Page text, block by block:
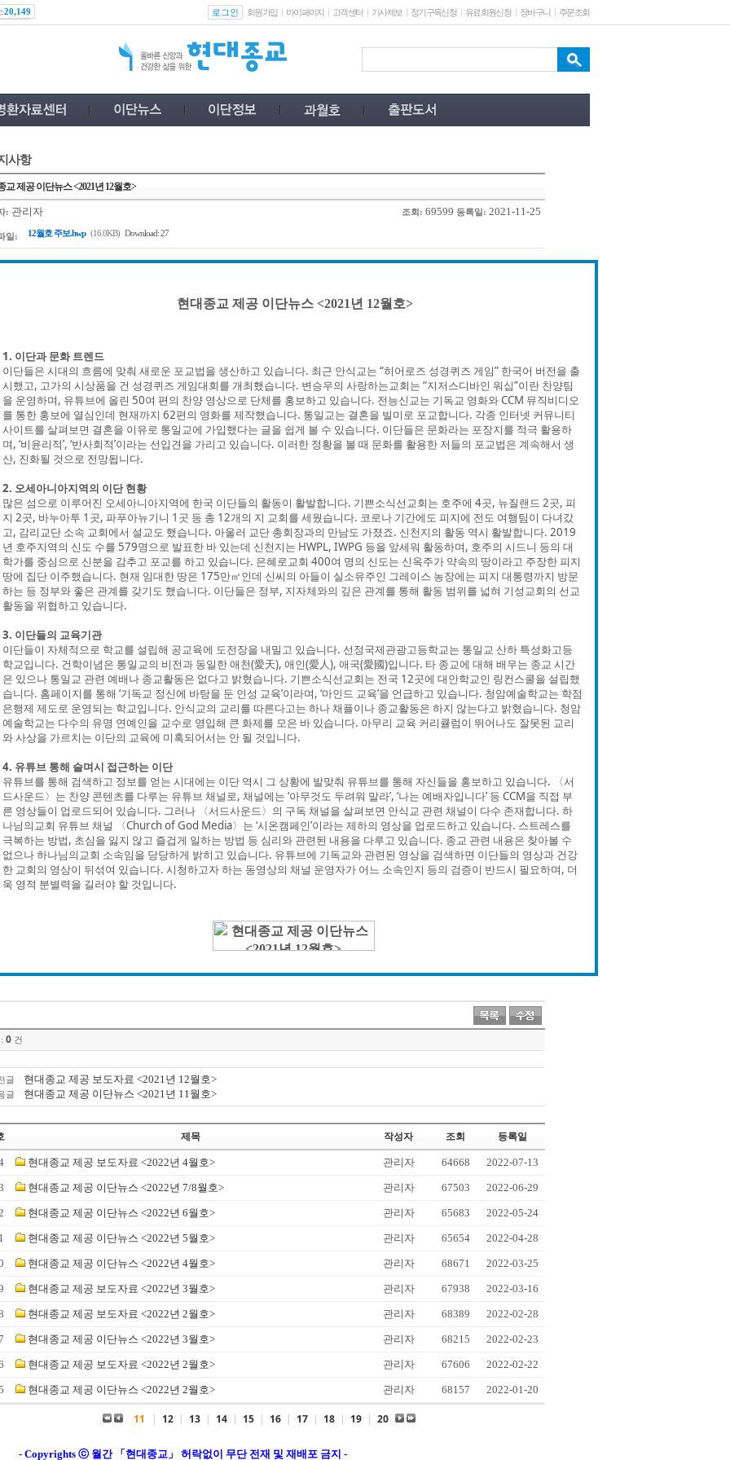
20,149 로그인 회원가입 마이페이지 고객센터 기사제보 정기구독신청 유료회원신청 장바구니 주문조회
사항
교 제공 이단뉴스 <2021년 12월호>
: 관리자 조회: 69599 등록일: 2021-11-25
일: 12월호 주보.hwp (16.0KB) Download: 27
현대종교 제공 이단뉴스 <2021년 12월호>
1. 이단과 문화 트렌드
이단들은 시대의 흐름에 맞춰 새로운 포교법을 생산하고 있습니다. 최근 안식교는 “히어로즈 성경퀴즈 게임” 한국어 버전을 출
시했고, 고가의 시상품을 건 성경퀴즈 게임대회를 개최했습니다. 변승우의 사랑하는교회는 “지저스디바인 워십”이란 찬양팀
을 운영하며, 유튜브에 올린 50여 편의 찬양 영상으로 단체를 홍보하고 있습니다. 전능신교는 기독교 영화와 CCM 뮤직비디오
를 통한 홍보에 열심인데 현재까지 62편의 영화를 제작했습니다. 통일교는 결혼을 빌미로 포교합니다. 각종 인터넷 커뮤니티
사이트를 살펴보면 결혼을 이유로 통일교에 가입했다는 글을 쉽게 볼 수 있습니다. 이단들은 문화라는 포장지를 적극 활용하
며, ‘비윤리적’, ‘반사회적’이라는 선입견을 가리고 있습니다. 이러한 정황을 볼 때 문화를 활용한 저들의 포교법은 계속해서 생
산, 진화될 것으로 전망됩니다.
2. 오세아니아지역의 이단 현황
많은 섬으로 이루어진 오세아니아지역에 한국 이단들의 활동이 활발합니다. 기쁜소식선교회는 호주에 4곳, 뉴질랜드 2곳, 피
지 2곳, 바누아투 1곳, 파푸아뉴기니 1곳 등 총 12개의 지 교회를 세웠습니다. 코로나 기간에도 피지에 전도 여행팀이 다녀갔
고, 감리교단 소속 교회에서 설교도 했습니다. 아울러 교단 총회장과의 만남도 가졌죠. 신천지의 활동 역시 활발합니다. 2019
년 호주지역의 신도 수를 579명으로 발표한 바 있는데 신천지는 HWPL, IWPG 등을 앞세워 활동하며, 호주의 시드니 등의 대
학가를 중심으로 신분을 감추고 포교를 하고 있습니다. 은혜로교회 400여 명의 신도는 신옥주가 약속의 땅이라고 주장한 피지
땅에 집단 이주했습니다. 현재 임대한 땅은 175만㎡인데 신씨의 아들이 실소유주인 그레이스 농장에는 피지 대통령까지 방문
하는 등 정부와 좋은 관계를 갖기도 했습니다. 이단들은 정부, 지자체와의 깊은 관계를 통해 활동 범위를 넓혀 기성교회의 선교
활동을 위협하고 있습니다.
3. 이단들의 교육기관
이단들이 자체적으로 학교를 설립해 공교육에 도전장을 내밀고 있습니다. 선정국제관광고등학교는 통일교 산하 특성화고등
학교입니다. 건학이념은 통일교의 비전과 동일한 애천(愛天), 애인(愛人), 애국(愛國)입니다. 타 종교에 대해 배우는 종교 시간
은 있으나 통일교 관련 예배나 종교활동은 없다고 밝혔습니다. 기쁜소식선교회는 전국 12곳에 대안학교인 링컨스쿨을 설립했
습니다. 홈페이지를 통해 ‘기독교 정신에 바탕을 둔 인성 교육’이라며, ‘마인드 교육’을 언급하고 있습니다. 청암예술학교는 학점
은행제 제도로 운영되는 학교입니다. 안식교의 교리를 따른다고는 하나 채플이나 종교활동은 하지 않는다고 밝혔습니다. 청암
예술학교는 다수의 유명 연예인을 교수로 영입해 큰 화제를 모은 바 있습니다. 아무리 교육 커리큘럼이 뛰어나도 잘못된 교리
와 사상을 가르치는 이단의 교육에 미혹되어서는 안 될 것입니다.
4. 유튜브 통해 슬며시 접근하는 이단
유튜브를 통해 검색하고 정보를 얻는 시대에는 이단 역시 그 상황에 발맞춰 유튜브를 통해 자신들을 홍보하고 있습니다. 〈서
드사운드〉는 찬양 콘텐츠를 다루는 유튜브 채널로, 채널에는 ‘아무것도 두려워 말라’, ‘나는 예배자입니다’ 등 CCM을 직접 부
른 영상들이 업로드되어 있습니다. 그러나 〈서드사운드〉의 구독 채널을 살펴보면 안식교 관련 채널이 다수 존재합니다. 하
나님의교회 유튜브 채널 〈Church of God Media〉는 ‘시온캠페인’이라는 제하의 영상을 업로드하고 있습니다. 스트레스를
극복하는 방법, 초심을 잃지 않고 즐겁게 일하는 방법 등 심리와 관련된 내용을 다루고 있습니다. 종교 관련 내용은 찾아볼 수
없으나 하나님의교회 소속임을 당당하게 밝히고 있습니다. 유튜브에 기독교와 관련된 영상을 검색하면 이단들의 영상과 건강
한 교회의 영상이 뒤섞여 있습니다. 시청하고자 하는 동영상의 채널 운영자가 어느 소속인지 등의 검증이 반드시 필요하며, 더
욱 영적 분별력을 길러야 할 것입니다.
0 건
글 현대종교 제공 보도자료 <2021년 12월호>
글 현대종교 제공 이단뉴스 <2021년 11월호>
제목 작성자 조회 등록일
현대종교 제공 보도자료 <2022년 4월호> 관리자 64668 2022-07-13
현대종교 제공 이단뉴스 <2022년 7/8월호> 관리자 67503 2022-06-29
현대종교 제공 이단뉴스 <2022년 6월호> 관리자 65683 2022-05-24
현대종교 제공 이단뉴스 <2022년 5월호> 관리자 65654 2022-04-28
현대종교 제공 이단뉴스 <2022년 4월호> 관리자 68671 2022-03-25
현대종교 제공 보도자료 <2022년 3월호> 관리자 67938 2022-03-16
현대종교 제공 보도자료 <2022년 2월호> 관리자 68389 2022-02-28
현대종교 제공 이단뉴스 <2022년 3월호> 관리자 68215 2022-02-23
현대종교 제공 보도자료 <2022년 2월호> 관리자 67606 2022-02-22
현대종교 제공 이단뉴스 <2022년 2월호> 관리자 68157 2022-01-20
11 | 12 | 13 | 14 | 15 | 16 | 17 | 18 | 19 | 20
- Copyrights ⓒ 월간 「현대종교」 허락없이 무단 전재 및 재배포 금지 -